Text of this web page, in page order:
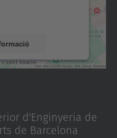
d'Enginyeria de
de Barcelona